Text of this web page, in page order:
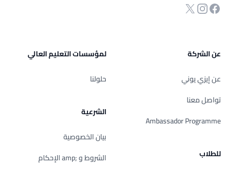
صفحة الفيسبوك
انستجرام
Twitter
عن الشركة
عن إيزي يوني
تواصل معنا
Ambassador Programme
للطلاب
لمؤسسات التعليم العالي
حلولنا
الشرعية
بيان الخصوصية
الشروط و ;amp الإحكام